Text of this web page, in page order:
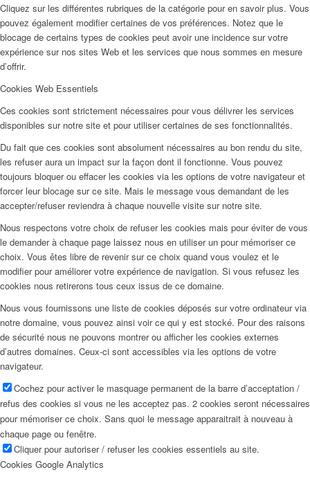
Cliquez sur les différentes rubriques de la catégorie pour en savoir plus. Vous
pouvez également modifier certaines de vos préférences. Notez que le
blocage de certains types de cookies peut avoir une incidence sur votre
expérience sur nos sites Web et les services que nous sommes en mesure
d’offrir.
Cookies Web Essentiels
Ces cookies sont strictement nécessaires pour vous délivrer les services
disponibles sur notre site et pour utiliser certaines de ses fonctionnalités.
Du fait que ces cookies sont absolument nécessaires au bon rendu du site,
les refuser aura un impact sur la façon dont il fonctionne. Vous pouvez
toujours bloquer ou effacer les cookies via les options de votre navigateur et
forcer leur blocage sur ce site. Mais le message vous demandant de les
accepter/refuser reviendra à chaque nouvelle visite sur notre site.
Nous respectons votre choix de refuser les cookies mais pour éviter de vous
le demander à chaque page laissez nous en utiliser un pour mémoriser ce
choix. Vous êtes libre de revenir sur ce choix quand vous voulez et le
modifier pour améliorer votre expérience de navigation. Si vous refusez les
cookies nous retirerons tous ceux issus de ce domaine.
Nous vous fournissons une liste de cookies déposés sur votre ordinateur via
notre domaine, vous pouvez ainsi voir ce qui y est stocké. Pour des raisons
de sécurité nous ne pouvons montrer ou afficher les cookies externes
d’autres domaines. Ceux-ci sont accessibles via les options de votre
navigateur.
Cochez pour activer le masquage permanent de la barre d’acceptation /
refus des cookies si vous ne les acceptez pas. 2 cookies seront nécessaires
pour mémoriser ce choix. Sans quoi le message apparaitrait à nouveau à
chaque page ou fenêtre.
Cliquer pour autoriser / refuser les cookies essentiels au site.
Cookies Google Analytics